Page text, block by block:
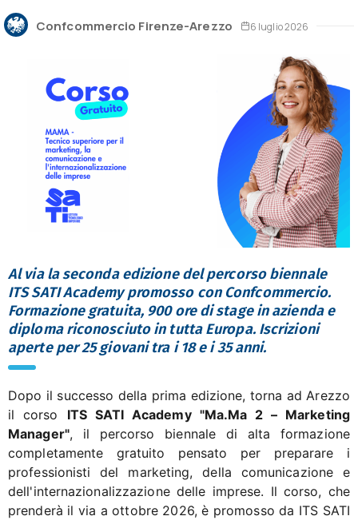
Confcommercio Firenze-Arezzo 6 luglio 2026
Al via la seconda edizione del percorso biennale
ITS SATI Academy promosso con Confcommercio.
Formazione gratuita, 900 ore di stage in azienda e
diploma riconosciuto in tutta Europa. Iscrizioni
aperte per 25 giovani tra i 18 e i 35 anni.
Dopo il successo della prima edizione, torna ad Arezzo
il corso ITS SATI Academy "Ma.Ma 2 – Marketing
Manager", il percorso biennale di alta formazione
completamente gratuito pensato per preparare i
professionisti del marketing, della comunicazione e
dell'internazionalizzazione delle imprese. Il corso, che
prenderà il via a ottobre 2026, è promosso da ITS SATI